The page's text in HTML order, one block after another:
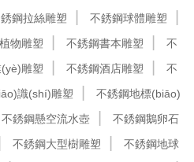
鋼拉絲雕塑
不銹鋼球體雕塑
物雕塑 不銹鋼書本雕塑
不
雕塑 不銹鋼酒店雕塑
不
識(shí)雕塑
不銹鋼地標(biāo)
不銹鋼懸空流水壺
不銹鋼鵝卵石
不銹鋼大型樹雕塑
不銹鋼地球